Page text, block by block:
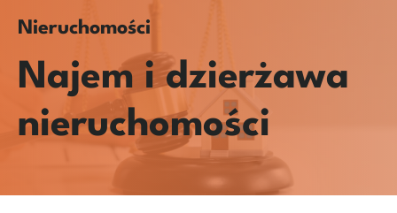
Nieruchomości
Najem i dzierżawa
nieruchomości